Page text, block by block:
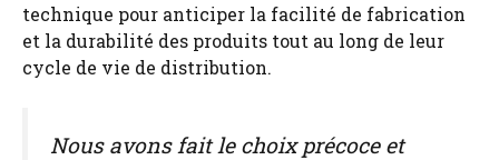
technique pour anticiper la facilité de fabrication
et la durabilité des produits tout au long de leur
cycle de vie de distribution.
Nous avons fait le choix précoce et